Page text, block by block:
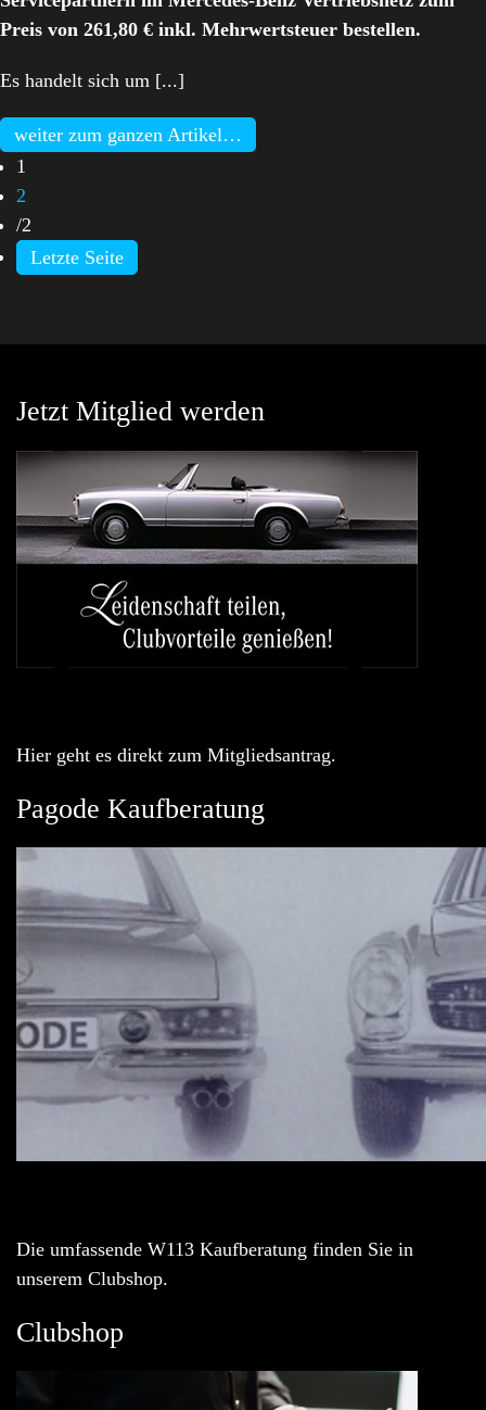
Preis von 261,80 € inkl. Mehrwertsteuer bestellen.
Es handelt sich um [...]
weiter zum ganzen Artikel…
1
2
/2
Letzte Seite
Jetzt Mitglied werden
Hier geht es direkt zum Mitgliedsantrag.
Pagode Kaufberatung
Die umfassende W113 Kaufberatung finden Sie in
unserem Clubshop.
Clubshop